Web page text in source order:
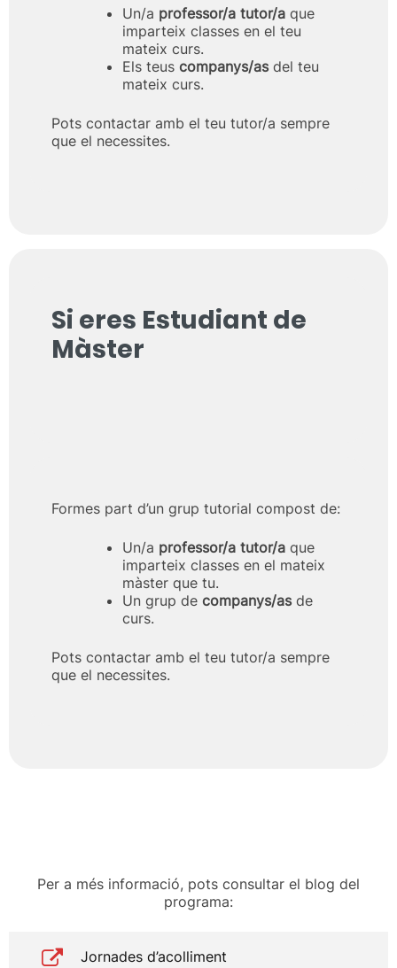
Un/a professor/a tutor/a que
imparteix classes en el teu
mateix curs.
Els teus companys/asdel teu
mateix curs.
Pots contactar amb el teu tutor/a sempre
que el necessites.
Si eres Estudiant de
Màster
Formes part d’un grup tutorial compost de:
Un/a professor/a tutor/a que
imparteix classes en el mateix
màster que tu.
Un grup de companys/asde
curs.
Pots contactar amb el teu tutor/a sempre
que el necessites.
Per a més informació, pots consultar el blog del
programa:
Jornades d’acolliment